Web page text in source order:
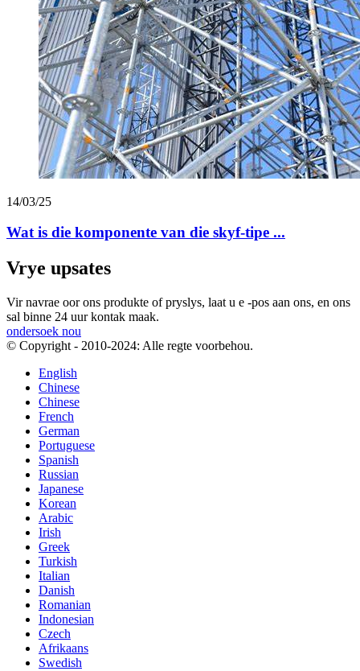
14/03/25
Wat is die komponente van die skyf-tipe ...
Vrye upsates
Vir navrae oor ons produkte of pryslys, laat u e -pos aan ons, en ons
sal binne 24 uur kontak maak.
ondersoek nou
© Copyright - 2010-2024: Alle regte voorbehou.
English
Chinese
Chinese
French
German
Portuguese
Spanish
Russian
Japanese
Korean
Arabic
Irish
Greek
Turkish
Italian
Danish
Romanian
Indonesian
Czech
Afrikaans
Swedish